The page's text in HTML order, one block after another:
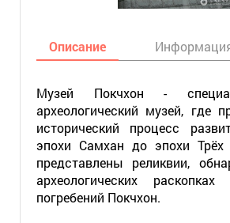
Описание
Музей Покчхон -
археологический музей, где
исторический процесс
эпохи Самхан до эпохи Трёх
представлены реликвии,
археологических
погребений Покчхон.